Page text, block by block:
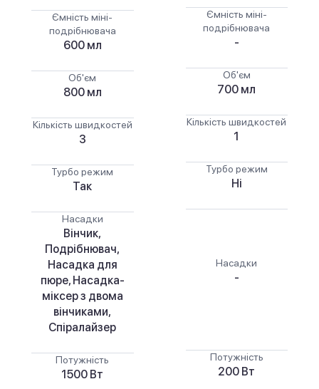
Ємність міні-
подрібнювача
600 мл
Об'єм
800 мл
Кількість швидкостей
3
Турбо режим
Так
Насадки
Вінчик,
Подрібнювач,
Насадка для
пюре, Насадка-
міксер з двома
вінчиками,
Спіралайзер
Потужність
1500 Вт
Ємність міні-
подрібнювача
-
Об'єм
700 мл
Кількість швидкостей
1
Турбо режим
Ні
Насадки
-
Потужність
200 Вт